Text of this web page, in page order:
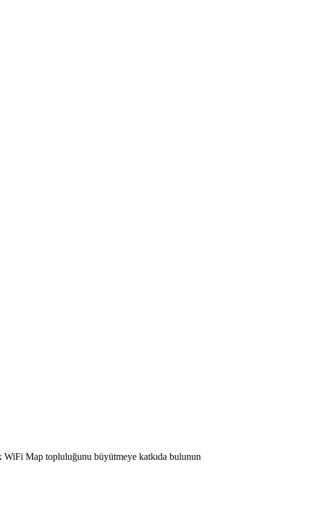
Map topluluğunu büyütmeye katkıda bulunun